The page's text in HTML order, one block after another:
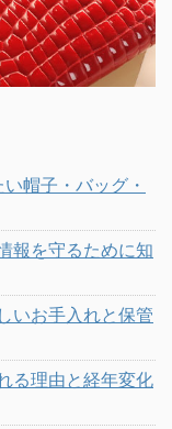
帽子・バッグ・
報を守るために知
いお手入れと保管
る理由と経年変化